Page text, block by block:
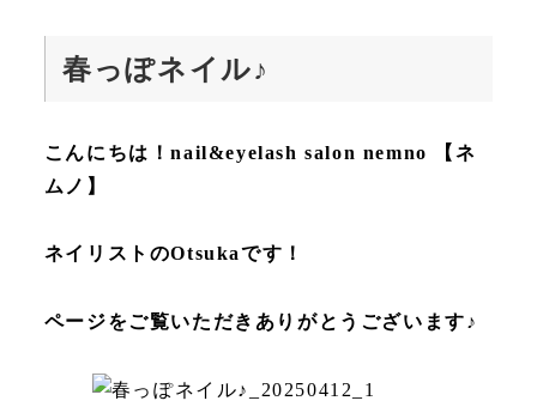
春っぽネイル♪
こんにちは！nail&eyelash salon nemno 【ネ
ムノ】
ネイリストのOtsukaです！
ページをご覧いただきありがとうございます♪